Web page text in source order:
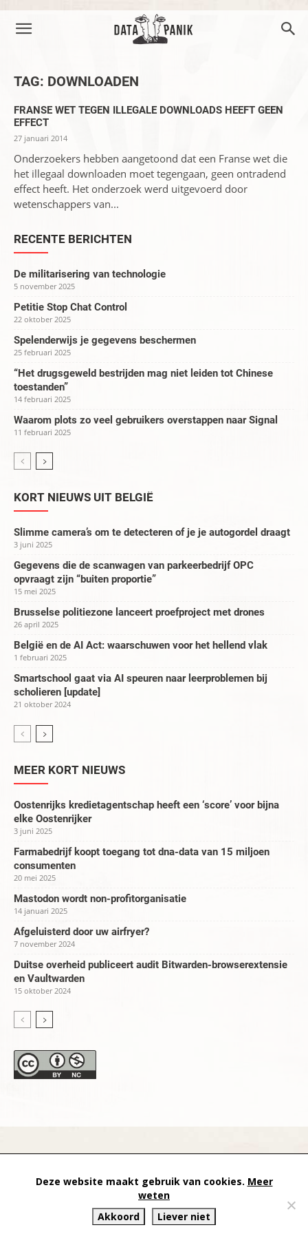
TAG: DOWNLOADEN
FRANSE WET TEGEN ILLEGALE DOWNLOADS HEEFT GEEN
EFFECT
27 januari 2014
Onderzoekers hebben aangetoond dat een Franse wet die
het illegaal downloaden moet tegengaan, geen ontradend
effect heeft. Het onderzoek werd uitgevoerd door
wetenschappers van...
RECENTE BERICHTEN
De militarisering van technologie
5 november 2025
Petitie Stop Chat Control
22 oktober 2025
Spelenderwijs je gegevens beschermen
25 februari 2025
“Het drugsgeweld bestrijden mag niet leiden tot Chinese
toestanden”
14 februari 2025
Waarom plots zo veel gebruikers overstappen naar Signal
11 februari 2025
KORT NIEUWS UIT BELGIË
Slimme camera’s om te detecteren of je je autogordel draagt
3 juni 2025
Gegevens die de scanwagen van parkeerbedrijf OPC
opvraagt zijn “buiten proportie”
15 mei 2025
Brusselse politiezone lanceert proefproject met drones
26 april 2025
België en de AI Act: waarschuwen voor het hellend vlak
1 februari 2025
Smartschool gaat via AI speuren naar leerproblemen bij
scholieren [update]
21 oktober 2024
MEER KORT NIEUWS
Oostenrijks kredietagentschap heeft een ‘score’ voor bijna
elke Oostenrijker
3 juni 2025
Farmabedrijf koopt toegang tot dna-data van 15 miljoen
consumenten
20 mei 2025
Mastodon wordt non-profitorganisatie
14 januari 2025
Afgeluisterd door uw airfryer?
7 november 2024
Duitse overheid publiceert audit Bitwarden-browserextensie
en Vaultwarden
15 oktober 2024
Commons» Privacyverklaring
Website by Exterwerk — Logo + graphics by
Deze website maakt gebruik van cookies. Meer
weten
Akkoord
Liever niet